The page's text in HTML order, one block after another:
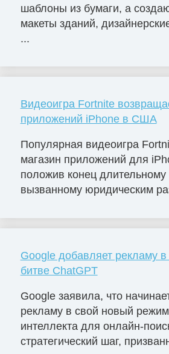
шаблоны из бумаги, а
макеты зданий,
...
Видеоигра Fortnite
приложений iPhone в США
Популярная видеоигра
магазин приложений для
положив конец длительному
вызванному юридическим
Google добавляет рекламу
битве ChatGPT
Google заявила, что
рекламу в свой новый режим
интеллекта для онлайн-
стратегический шаг,